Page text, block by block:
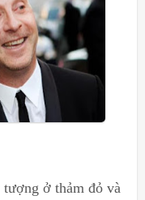
ở thảm đỏ và